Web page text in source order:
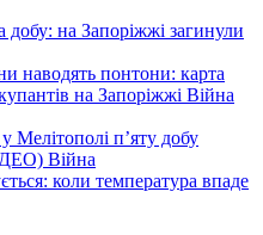
на Запоріжжі загинули
наводять понтони: карта
на Запоріжжі Війна
Мелітополі п’яту добу
Війна
коли температура впаде